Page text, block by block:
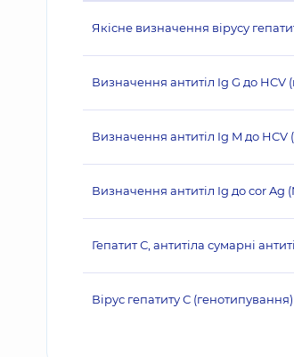
Якісне визначення вірусу
Визначення антитіл Ig G до HCV
Визначення антитіл Ig M до HCV
Визначення антитіл Ig до cor Ag
Гепатит С, антитіла сумарні
Вірус гепатиту С (генотипування)